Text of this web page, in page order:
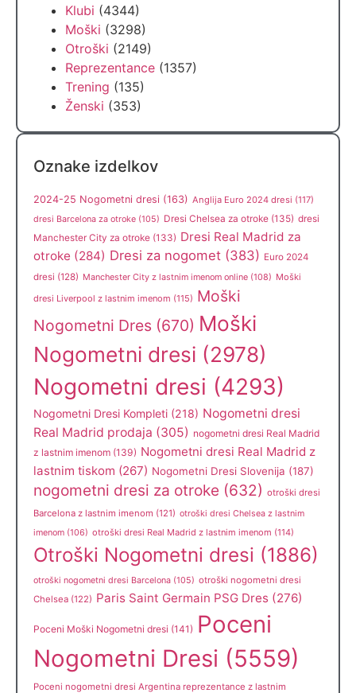
Klubi (4344)
Moški (3298)
Otroški (2149)
Reprezentance (1357)
Trening (135)
Ženski (353)
Oznake izdelkov
2024-25 Nogometni dresi (163) Anglija Euro 2024 dresi (117)
dresi Barcelona za otroke (105) Dresi Chelsea za otroke (135) dresi
Manchester City za otroke (133) Dresi Real Madrid za
otroke (284) Dresi za nogomet (383) Euro 2024
dresi (128) Manchester City z lastnim imenom online (108) Moški
dresi Liverpool z lastnim imenom (115) Moški
Nogometni Dres (670) Moški
Nogometni dresi (2978)
Nogometni dresi (4293)
Nogometni Dresi Kompleti (218) Nogometni dresi
Real Madrid prodaja (305) nogometni dresi Real Madrid
z lastnim imenom (139) Nogometni dresi Real Madrid z
lastnim tiskom (267) Nogometni Dresi Slovenija (187)
nogometni dresi za otroke (632) otroški dresi
Barcelona z lastnim imenom (121) otroški dresi Chelsea z lastnim
imenom (106) otroški dresi Real Madrid z lastnim imenom (114)
Otroški Nogometni dresi (1886)
otroški nogometni dresi Barcelona (105) otroški nogometni dresi
Chelsea (122) Paris Saint Germain PSG Dres (276)
Poceni Moški Nogometni dresi (141) Poceni
Nogometni Dresi (5559)
Poceni nogometni dresi Argentina reprezentance z lastnim